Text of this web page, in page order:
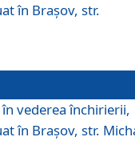
în Braşov, str.
vederea închirierii,
în Braşov, str.